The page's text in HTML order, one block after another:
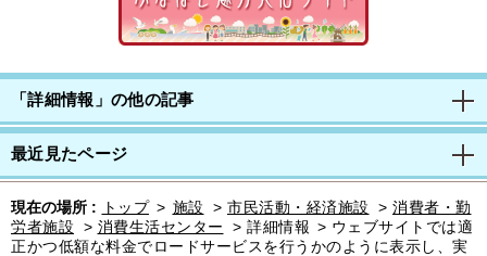
「詳細情報」の他の記事
最近見たページ
現在の場所 : トップ > 施設 > 市民活動・経済施設 > 消費者・勤
労者施設
> 消費生活センター > 詳細情報 > ウェブサイトでは適
正かつ低額な料金でロードサービスを行うかのように表示し、実